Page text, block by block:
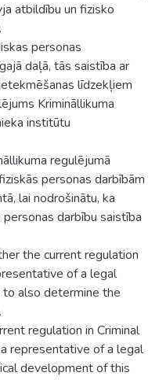
atbildību un fizisko
personas
daļā, tās saistība ar
līdzekļiem
Krimināllikuma
institūtu
regulējumā
personas darbībām
lai nodrošinātu, ka
darbību saistība
the current regulation
of a legal
also determine the
regulation in Criminal
representative of a legal
development of this